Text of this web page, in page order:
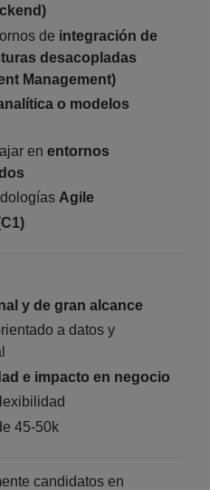
de integración de
desacopladas
Management)
o modelos
en entornos
Agile
y de gran alcance
a datos y
e impacto en negocio
45-50k
candidatos en